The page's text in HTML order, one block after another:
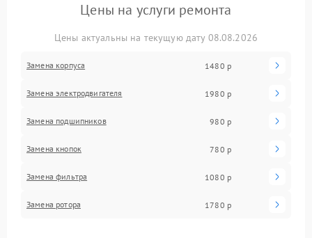
Цены на услуги ремонта
Цены актуальны на текущую дату 08.08.2026
Замена корпуса 1480 р
Замена электродвигателя 1980 р
Замена подшипников 980 р
Замена кнопок 780 р
Замена фильтра 1080 р
Замена ротора 1780 р